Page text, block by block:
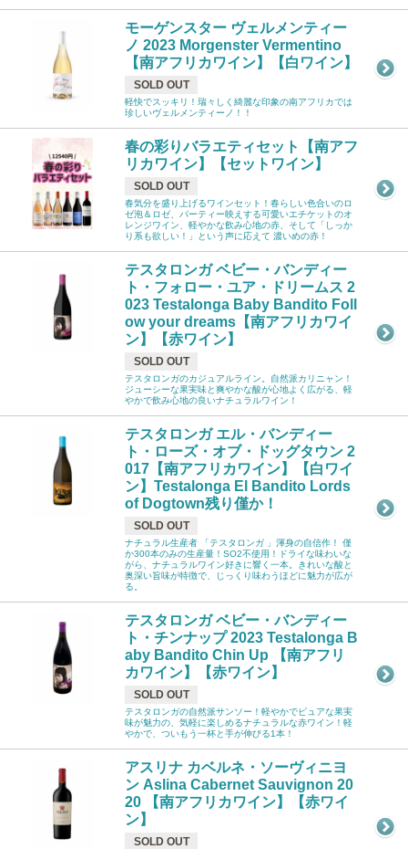
モーゲンスター ヴェルメンティー
ノ 2023 Morgenster Vermentino
【南アフリカワイン】【白ワイン】
SOLD OUT
軽快でスッキリ！瑞々しく綺麗な印象の南アフリカでは
珍しいヴェルメンティーノ！！
春の彩りバラエティセット【南アフ
リカワイン】【セットワイン】
SOLD OUT
春気分を盛り上げるワインセット！春らしい色合いのロ
ゼ泡＆ロゼ、パーティー映えする可愛いエチケットのオ
レンジワイン、軽やかな飲み心地の赤、そして「しっか
り系も欲しい！」という声に応えて 濃いめの赤！
テスタロンガ ベビー・バンディー
ト・フォロー・ユア・ドリームス 2
023 Testalonga Baby Bandito Foll
ow your dreams【南アフリカワイ
ン】【赤ワイン】
SOLD OUT
テスタロンガのカジュアルライン。自然派カリニャン！
ジューシーな果実味と爽やかな酸が心地よく広がる、軽
やかで飲み心地の良いナチュラルワイン！
テスタロンガ エル・バンディー
ト・ローズ・オブ・ドッグタウン 2
017【南アフリカワイン】【白ワイ
ン】Testalonga El Bandito Lords
of Dogtown残り僅か！
SOLD OUT
ナチュラル生産者 「テスタロンガ 」渾身の自信作！ 僅
か300本のみの生産量！SO2不使用！ドライな味わいな
がら、ナチュラルワイン好きに響く一本。きれいな酸と
奥深い旨味が特徴で、じっくり味わうほどに魅力が広が
る。
テスタロンガ ベビー・バンディー
ト・チンナップ 2023 Testalonga B
aby Bandito Chin Up 【南アフリ
カワイン】【赤ワイン】
SOLD OUT
テスタロンガの自然派サンソー！軽やかでピュアな果実
味が魅力の、気軽に楽しめるナチュラルな赤ワイン！軽
やかで、ついもう一杯と手が伸びる1本！
アスリナ カベルネ・ソーヴィニヨ
ン Aslina Cabernet Sauvignon 20
20 【南アフリカワイン】【赤ワイ
ン】
SOLD OUT